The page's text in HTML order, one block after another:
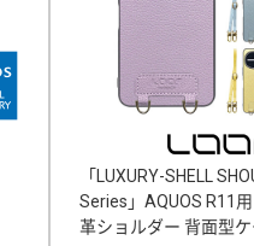
「LUXURY-SHELL
Series」AQUOS R11
革ショルダー 背面型ケ